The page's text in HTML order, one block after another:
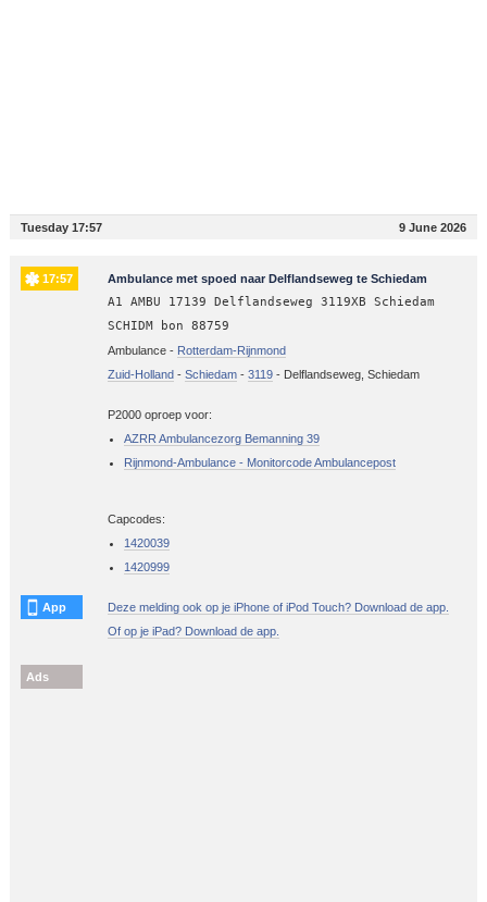
Tuesday 17:57 9 June 2026
17:57 Ambulance met spoed naar Delflandseweg te Schiedam
A1 AMBU 17139 Delflandseweg 3119XB Schiedam
SCHIDM bon 88759
Ambulance - Rotterdam-Rijnmond
Zuid-Holland- Schiedam- 3119- Delflandseweg, Schiedam
P2000 oproep voor:
AZRR Ambulancezorg Bemanning 39
Rijnmond-Ambulance - Monitorcode Ambulancepost
Capcodes:
1420039
1420999
App
Deze melding ook op je iPhone of iPod Touch? Download de app.
Of op je iPad? Download de app.
Ads